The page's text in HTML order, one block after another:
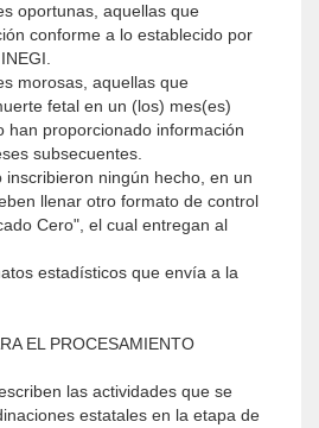
oportunas, aquellas que
conforme a lo establecido por
morosas, aquellas que
fetal en un (los) mes(es)
han proporcionado información
subsecuentes.
inscribieron ningún hecho, en un
llenar otro formato de control
Cero", el cual entregan al
estadísticos que envía a la
EL PROCESAMIENTO
las actividades que se
estatales en la etapa de